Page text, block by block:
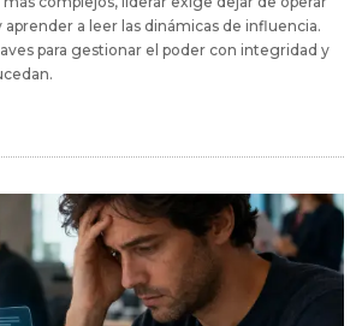
a leer las dinámicas de influencia.
para gestionar el poder con integridad y